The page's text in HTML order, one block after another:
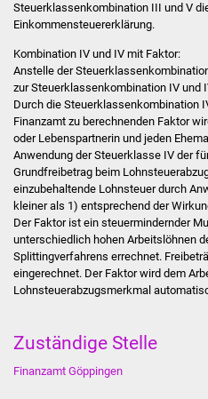
Steuerklassenkombination III und V
Einkommensteuererklärung.
Kombination IV und IV mit Faktor:
Anstelle der
zur Steuerklassenkombination IV und
Durch die Steuerklassenkombination
Finanzamt zu berechnenden Faktor
oder Lebenspartnerin und jeden
Anwendung der Steuerklasse IV der
Grundfreibetrag beim
einzubehaltende Lohnsteuer durch
kleiner als 1) entsprechend der
Der Faktor ist ein steuermindernder
unterschiedlich hohen Arbeitslöhnen
Splittingverfahrens errechnet.
eingerechnet. Der Faktor wird dem
Lohnsteuerabzugsmerkmal
Zuständige Stelle
Finanzamt Göppingen